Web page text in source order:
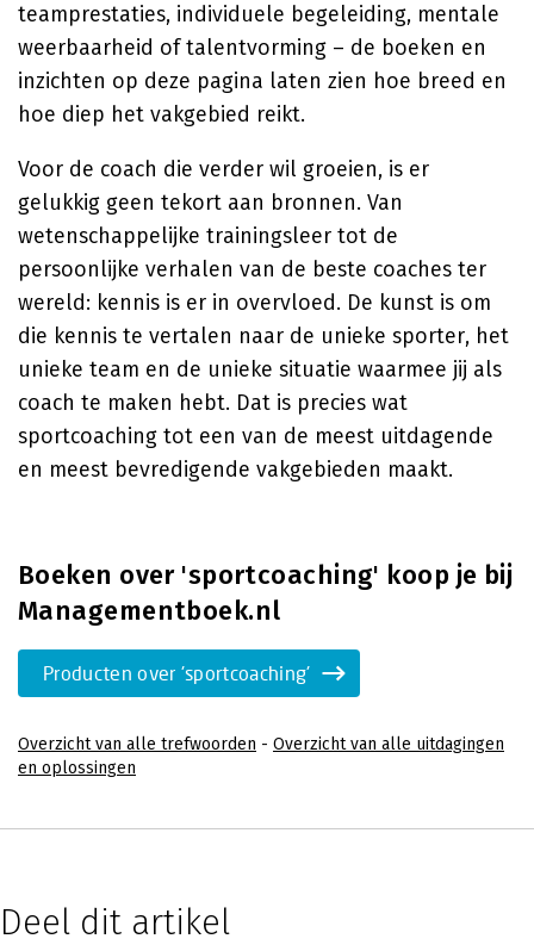
teamprestaties, individuele begeleiding, mentale
weerbaarheid of talentvorming – de boeken en
inzichten op deze pagina laten zien hoe breed en
hoe diep het vakgebied reikt.
Voor de coach die verder wil groeien, is er
gelukkig geen tekort aan bronnen. Van
wetenschappelijke trainingsleer tot de
persoonlijke verhalen van de beste coaches ter
wereld: kennis is er in overvloed. De kunst is om
die kennis te vertalen naar de unieke sporter, het
unieke team en de unieke situatie waarmee jij als
coach te maken hebt. Dat is precies wat
sportcoaching tot een van de meest uitdagende
en meest bevredigende vakgebieden maakt.
Boeken over 'sportcoaching' koop je bij
Managementboek.nl
Producten over 'sportcoaching'
Overzicht van alle trefwoorden - Overzicht van alle uitdagingen
en oplossingen
Deel dit artikel